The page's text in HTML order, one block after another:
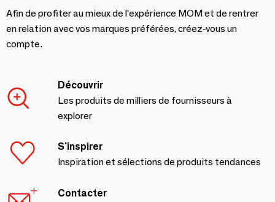
Afin de profiter au mieux de l'expérience MOM et de rentrer
en relation avec vos marques préférées, créez-vous un
compte.
Découvrir
Les produits de milliers de fournisseurs à
explorer
S'inspirer
Inspiration et sélections de produits tendances
Contacter